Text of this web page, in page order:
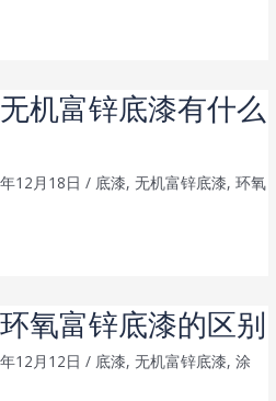
机富锌底漆有什么
12月18日/ 底漆,无机富锌底漆,环氧
氧富锌底漆的区别
12月12日/ 底漆,无机富锌底漆,涂